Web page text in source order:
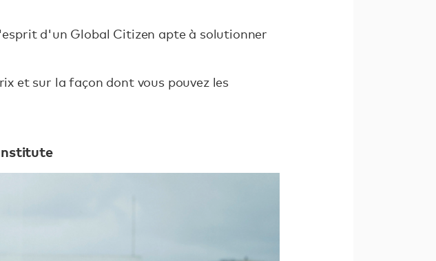
d'un Global Citizen apte à solutionner
et sur la façon dont vous pouvez les